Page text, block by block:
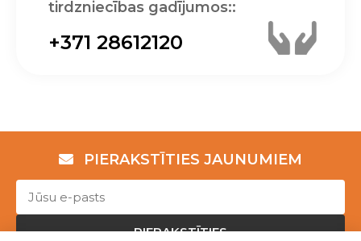
tirdzniecības gadījumos::
+371 28612120
PIERAKSTĪTIES JAUNUMIEM
PIERAKSTĪTIES